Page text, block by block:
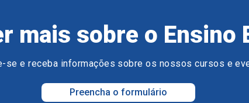
mais sobre o Ensino
se e receba informações sobre os nossos cursos e
Preencha o formulário